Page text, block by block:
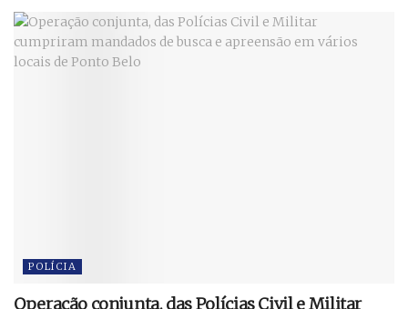
POLÍCIA
Operação conjunta, das Polícias Civil e Militar